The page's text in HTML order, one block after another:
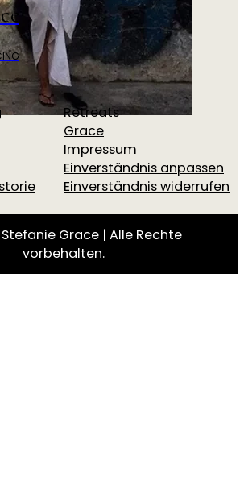
Retreats
Grace
Impressum
Einverständnis anpassen
Einverständnis widerrufen
Grace | Alle Rechte
vorbehalten.